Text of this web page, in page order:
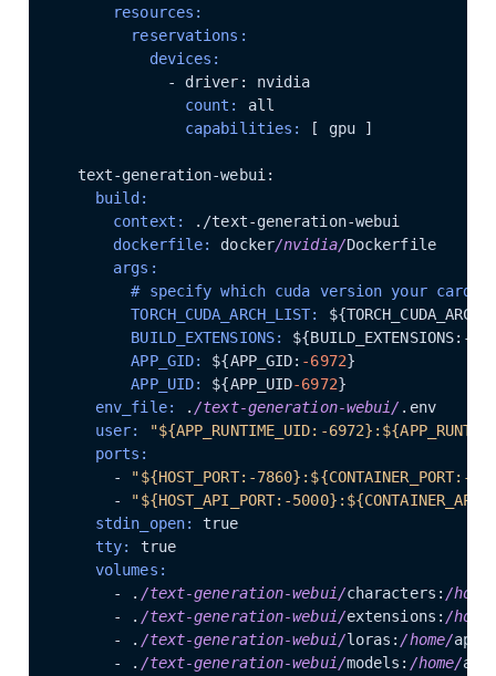
      resources:
        reservations:
          devices:
              count:
              capabilities:
[ gpu ]
    build:
      context:
      dockerfile:
docker/nvidia/
Dockerfile
      args:
# specify which cuda version your card
        TORCH_CUDA_ARCH_LIST:
${
        BUILD_EXTENSIONS:
${BUILD_EXTENSIONS:-
        APP_GID:
${APP_GID: -6972}
        APP_UID:
${APP_UID-6972}
    env_file:
. /text-generation-webui/
.env
    user:
"${APP_RUNTIME_UID:-
    ports:
      -
"${HOST_PORT:-7860}:${CONTAINER_PORT:-
      -
"${HOST_API_PORT:-
    stdin_open:
    tty:
true
    volumes:
      - .
/text-generation-webui/characters: /
      - .
/text-generation-webui/extensions: /
      - .
/text-generation-webui/loras: /home/app
      - .
/text-generation-webui/models: /home/app